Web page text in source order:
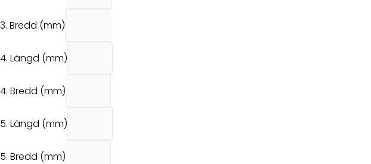
3. Bredd (mm)
4. Längd (mm)
4. Bredd (mm)
5. Längd (mm)
5. Bredd (mm)